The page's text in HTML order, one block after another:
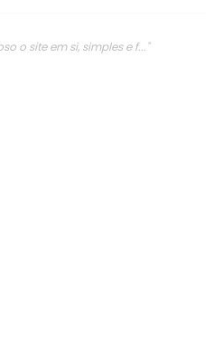
o site em si, simples e f..."